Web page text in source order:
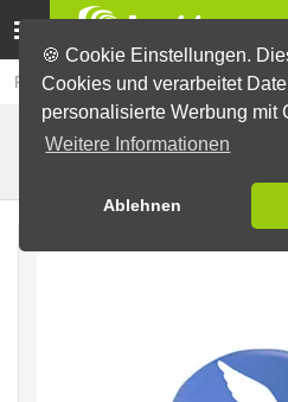
🍪 Cookie Einstellungen.
Cookies und verarbeitet
personalisierte Werbung mit
Weitere Informationen
Ablehnen
Fertig-Sortiment Buttons für den